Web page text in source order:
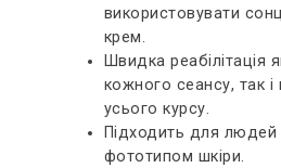
використовувати
крем.
Швидка реабілітація
кожного сеансу, так і
усього курсу.
Підходить для
фототипом шкіри.